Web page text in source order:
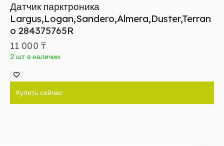
Датчик парктроника
Largus,Logan,Sandero,Almera,Duster,Terran
o 284375765R
11 000 ₸
2 шт в наличии
Купить сейчас